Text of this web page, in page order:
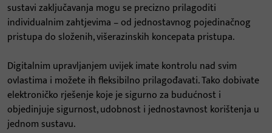
sustavi zaključavanja mogu se precizno prilagoditi
individualnim zahtjevima – od jednostavnog pojedinačnog
pristupa do složenih, višerazinskih koncepata pristupa.
Digitalnim upravljanjem uvijek imate kontrolu nad svim
ovlastima i možete ih fleksibilno prilagođavati. Tako dobivate
elektroničko rješenje koje je sigurno za budućnost i
objedinjuje sigurnost, udobnost i jednostavnost korištenja u
jednom sustavu.